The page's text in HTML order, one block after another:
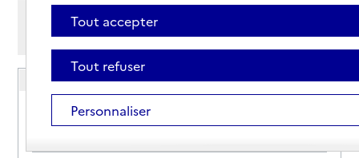
Afficher les résultats par:
Mode liste
Mode carte
EHPAD Alphonse Daudet
Adresse
108 rue des Meuniers
59000-Lille
Tout accepter
Tout refuser
Personnaliser